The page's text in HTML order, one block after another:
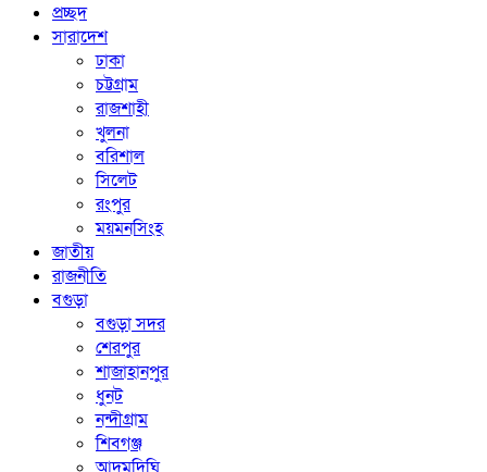
প্রচ্ছদ
সারাদেশ
ঢাকা
চট্টগ্রাম
রাজশাহী
খুলনা
বরিশাল
সিলেট
রংপুর
ময়মনসিংহ
জাতীয়
রাজনীতি
বগুড়া
বগুড়া সদর
শেরপুর
শাজাহানপুর
ধুনট
নন্দীগ্রাম
শিবগঞ্জ